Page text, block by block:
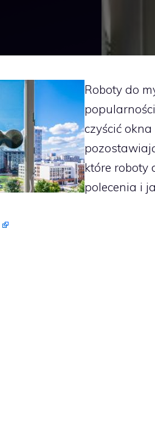
Roboty do
czyścić
które roboty
polecenia i